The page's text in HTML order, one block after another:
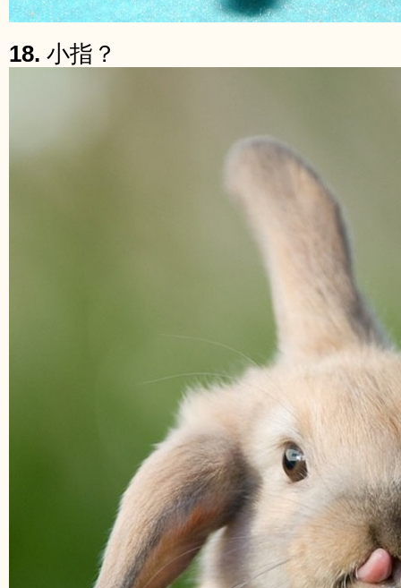
18. 小指？